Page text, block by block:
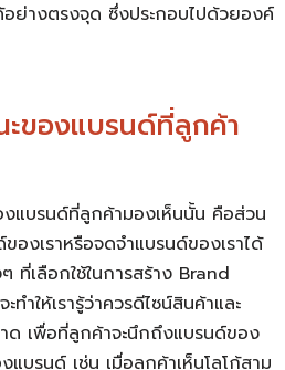
อย่างตรงจุด ซึ่งประกอบไปด้วยองค์
ของแบรนด์ที่ลูกค้า
แบรนด์ที่ลูกค้ามองเห็นนั้น คือส่วน
องเราหรือจดจำแบรนด์ของเราได้
ที่เลือกใช้ในการสร้าง Brand
ำให้เรารู้ว่าควรดีไซน์สินค้าและ
ด เพื่อที่ลูกค้าจะนึกถึงแบรนด์ของ
บรนด์ เช่น เมื่อลูกค้าเห็นโลโก้สาม